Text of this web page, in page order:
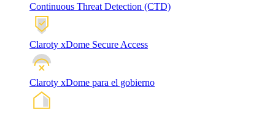
Continuous Threat Detection (CTD)
Claroty xDome Secure Access
Claroty xDome para el gobierno